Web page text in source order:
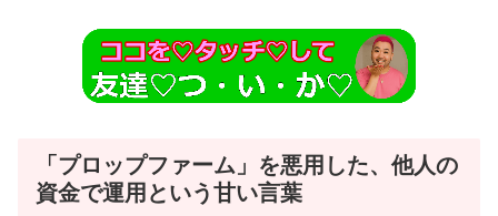
「プロップファーム」を悪用した、他人の
資金で運用という甘い言葉